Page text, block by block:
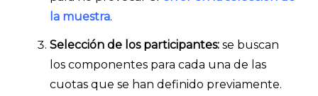
la muestra.
Selección de los participantes: se buscan
los componentes para cada una de las
cuotas que se han definido previamente.